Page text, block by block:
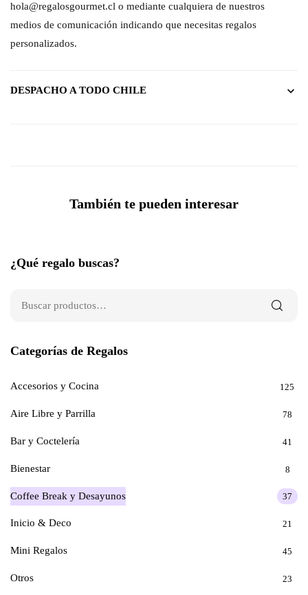
hola@regalosgourmet.cl o mediante cualquiera de nuestros
medios de comunicación indicando que necesitas regalos
personalizados.
DESPACHO A TODO CHILE
También te pueden interesar
¿Qué regalo buscas?
Categorías de Regalos
Accesorios y Cocina 125
Aire Libre y Parrilla 78
Bar y Coctelería 41
Bienestar 8
Coffee Break y Desayunos 37
Inicio & Deco 21
Mini Regalos 45
Otros 23